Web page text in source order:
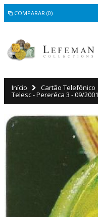
COMPARAR (0)
Início Cartão Telefônico
Telesc - Pereréca 3 - 09/2001